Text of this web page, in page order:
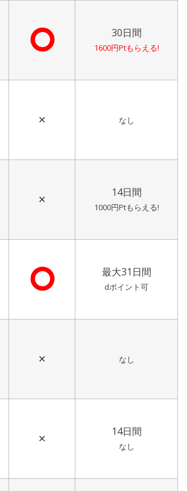
⭘ 30日間
1600円Ptもらえる!
✕ なし
✕
14日間
1000円Ptもらえる!
⭘ 最大31日間
dポイント可
✕ なし
✕
14日間
なし